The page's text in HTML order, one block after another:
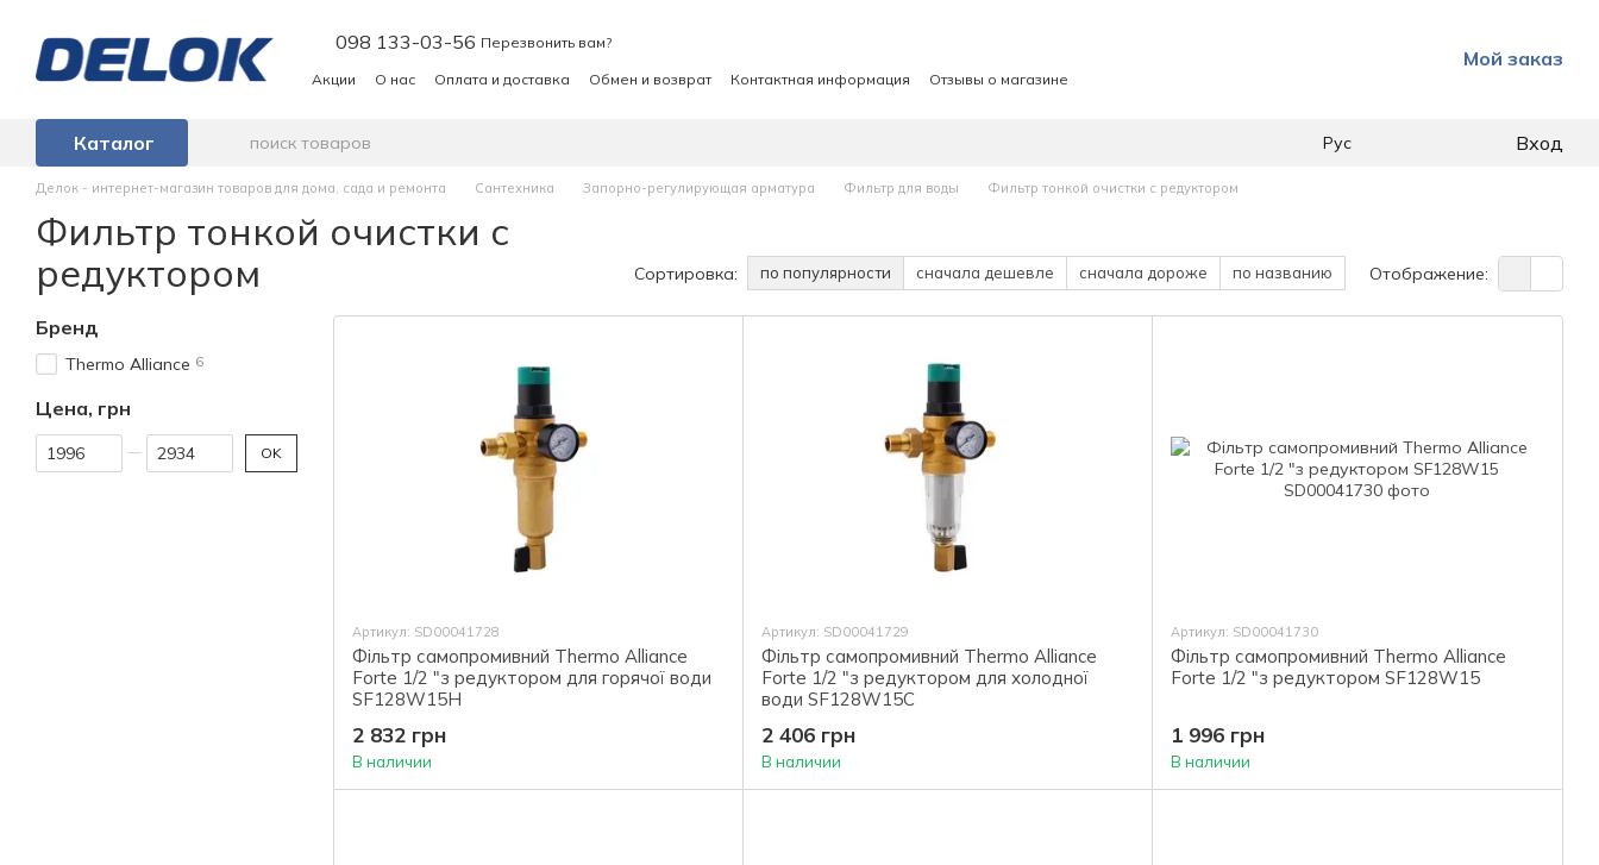
098 133-03-56 Перезвонить вам?
Акции О нас Оплата и доставка Обмен и возврат Контактная информация Отзывы о магазине
Мой заказ
Каталог Рус Вход
Делок - интернет-магазин товаров для дома, сада и ремонта Сантехника Запорно-регулирующая арматура Фильтр для воды Фильтр тонкой очистки с редуктором
Фильтр тонкой очистки с
редуктором
Сортировка: по популярности сначала дешевле сначала дороже по названию Отображение:
Артикул: SD00041728
Фільтр самопромивний Thermo Alliance
Forte 1/2 "з редуктором для горячої води
SF128W15H
2 832 грн
В наличии
Артикул: SD00041729
Фільтр самопромивний Thermo Alliance
Forte 1/2 "з редуктором для холодної
води SF128W15C
2 406 грн
В наличии
Артикул: SD00041730
Фільтр самопромивний Thermo Alliance
Forte 1/2 "з редуктором SF128W15
1 996 грн
В наличии
Бренд
Thermo Alliance 6
Цена, грн
От Цена, грн
До Цена, грн OK